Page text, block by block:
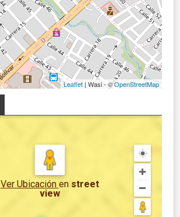
Leaflet | Wasi - ©OpenStreetMap
Ver Ubicación en street
view